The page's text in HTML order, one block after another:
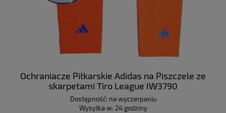
Ochraniacze Piłkarskie Adidas na Piszczele ze
skarpetami Tiro League IW3790
Dostępność: na wyczerpaniu
Wysyłka w: 24 godziny